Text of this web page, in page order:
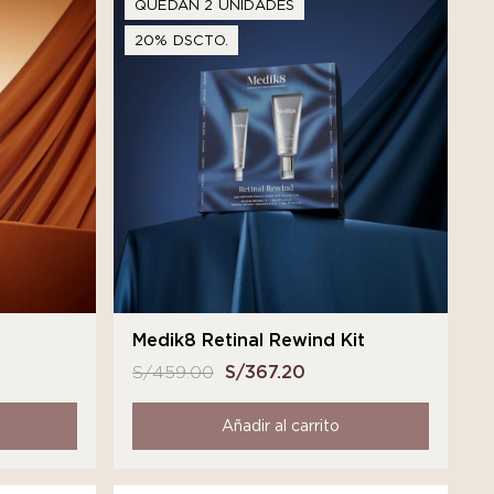
QUEDAN 2 UNIDADES
20% DSCTO.
Medik8 Retinal Rewind Kit
S/459.00 El
precio
original
era:
S/367.20
precio
actual
es:
Añadir al carrito